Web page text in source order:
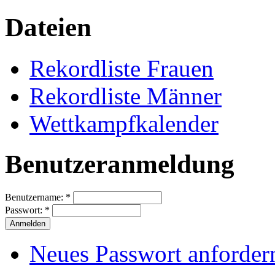
Dateien
Rekordliste Frauen
Rekordliste Männer
Wettkampfkalender
Benutzeranmeldung
Benutzername: *
Passwort: *
Neues Passwort